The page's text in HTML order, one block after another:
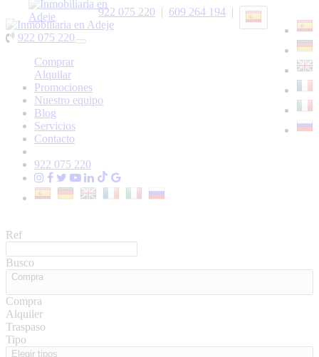
609 264 194 |
922 075 220 |
922 075 220
Toggle
Comprar
Alquilar
Promociones
Nuestro equipo
Blog
Servicios
Contacto
922 075 220
Ref
Busco
Compra
Compra
Alquiler
Traspaso
Tipo
Elegir tipos